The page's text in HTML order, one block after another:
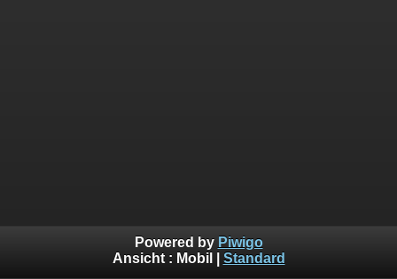
Powered by Piwigo
Ansicht : Mobil Standard